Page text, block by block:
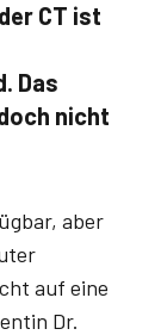
CT ist
Das
nicht
aber
auf eine
Dr.